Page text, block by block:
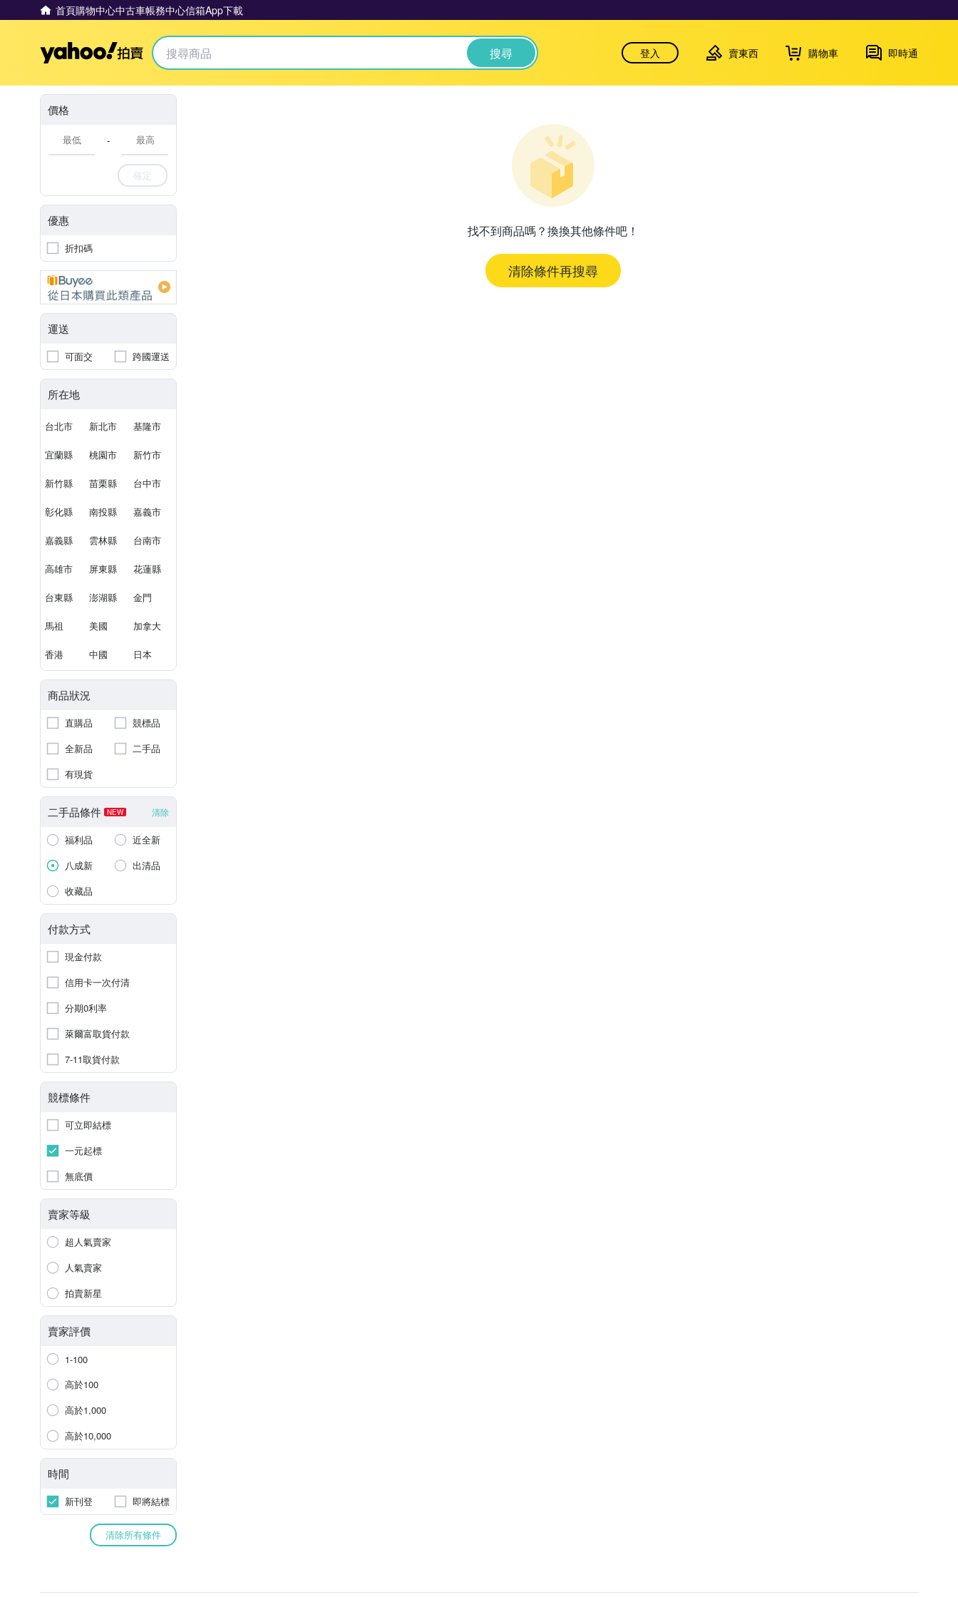
首頁購物中心中古車帳務中心信箱App下載
Yahoo拍賣 搜尋 登入 賣東西 購物車 即時通
價格
-
確定
優惠
折扣碼
運送
可面交 跨國運送
所在地
台北市 新北市 基隆市
宜蘭縣 桃園市 新竹市
新竹縣 苗栗縣 台中市
彰化縣 南投縣 嘉義市
嘉義縣 雲林縣 台南市
高雄市 屏東縣 花蓮縣
台東縣 澎湖縣 金門
馬祖 美國 加拿大
香港 中國 日本
商品狀況
直購品
競標品
全新品
二手品
有現貨
二手品條件 NEW 清除
福利品
近全新
八成新
出清品
收藏品
付款方式
現金付款
信用卡一次付清
分期0利率
萊爾富取貨付款
7-11取貨付款
競標條件
可立即結標
一元起標
無底價
賣家等級
超人氣賣家
人氣賣家
拍賣新星
賣家評價
1-100
高於100
高於1,000
高於10,000
時間
新刊登 即將結標
清除所有條件
找不到商品嗎？換換其他條件吧！
清除條件再搜尋